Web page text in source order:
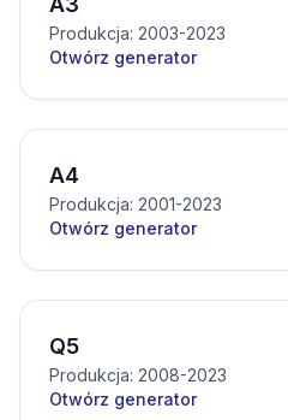
Produkcja: 2003-2023
Otwórz generator
A4
Produkcja: 2001-2023
Otwórz generator
Q5
Produkcja: 2008-2023
Otwórz generator